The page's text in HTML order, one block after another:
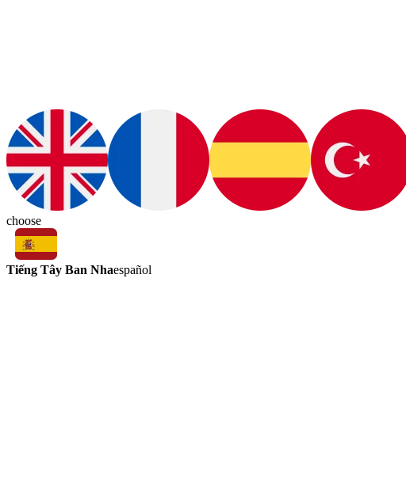
choose
Tiếng Tây Ban Nhaespañol